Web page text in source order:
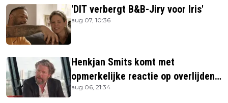
'DIT verbergt B&B-Jiry voor Iris'
aug 07, 10:36
Henkjan Smits komt met
opmerkelijke reactie op overlijden
Jerney Kaagman
aug 06, 21:34